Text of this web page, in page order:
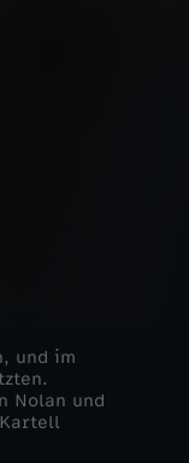
und im
Nolan und